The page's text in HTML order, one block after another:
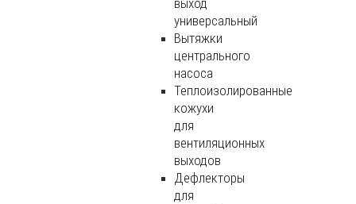
выход
универсальный
Вытяжки
центрального
насоса
Теплоизолированные
кожухи
для
вентиляционных
выходов
Дефлекторы
для